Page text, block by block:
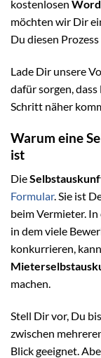
kostenlosen
möchten wir Dir
Du diesen
Lade Dir unsere
dafür sorgen,
Schritt näher
Warum eine
ist
Die
Formular. Sie ist
beim Vermieter.
in dem viele
konkurrieren,
machen.
Stell Dir vor, Du
zwischen
Blick geeignet.